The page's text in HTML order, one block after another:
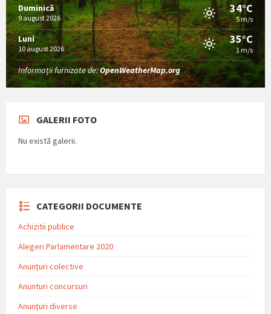
Duminică
9 august 2026
34°C
5 m/s
Luni
10 august 2026
35°C
1 m/s
Informații furnizate de:OpenWeatherMap.org
GALERII FOTO
Nu există galerii.
CATEGORII DOCUMENTE
Achizitii publice
Alegeri Parlamentare 2020
Anunțuri colective
Anunturi concursuri
Anunțuri diverse